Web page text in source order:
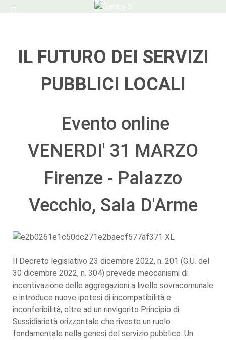
IL FUTURO DEI SERVIZI
PUBBLICI LOCALI
Evento online
VENERDI' 31 MARZO
Firenze - Palazzo
Vecchio, Sala D'Arme
Il Decreto legislativo 23 dicembre 2022, n. 201 (G.U. del
30 dicembre 2022, n. 304) prevede meccanismi di
incentivazione delle aggregazioni a livello sovracomunale
e introduce nuove ipotesi di incompatibilità e
inconferibilità, oltre ad un rinvigorito Principio di
Sussidiarietà orizzontale che riveste un ruolo
fondamentale nella genesi del servizio pubblico. Un